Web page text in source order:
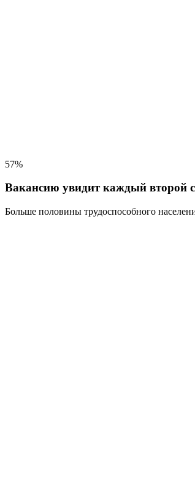
57%
Вакансию увидит каждый второй
Больше половины трудоспособного